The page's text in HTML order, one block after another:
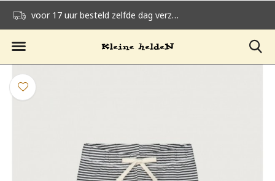
voor 17 uur besteld zelfde dag verzonden